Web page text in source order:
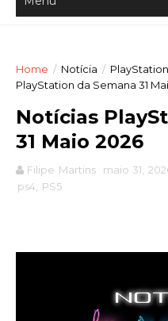
Home / Notícia / PlayStation
PlayStation da Semana 31
Notícias
31 Maio 2026
Filipe Martins maio 31,
ps4 PS5